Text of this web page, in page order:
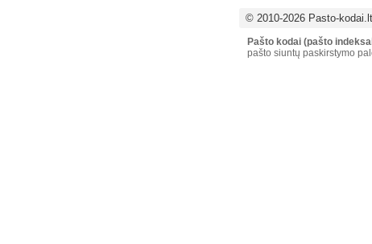
© 2010-2026 Pasto-kodai.lt
Pašto kodai (pašto
pašto siuntų paskirstymo